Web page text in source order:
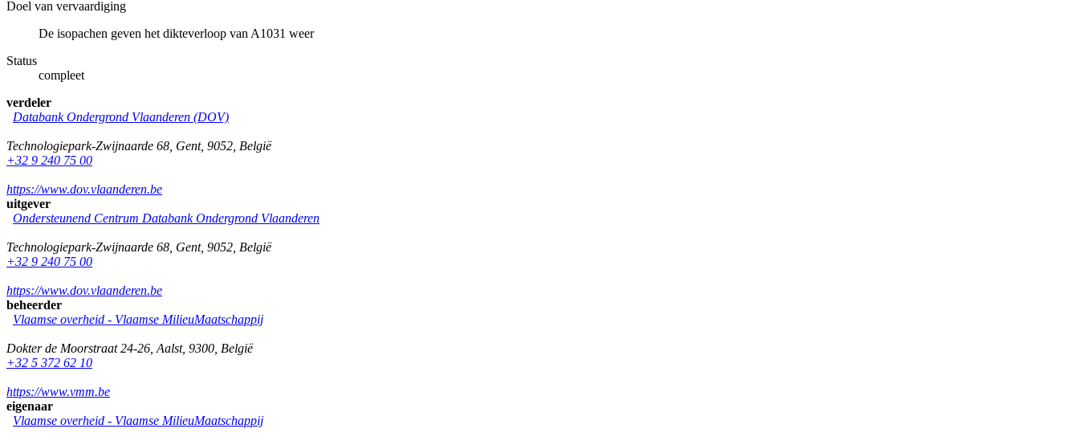
Doel van vervaardiging
De isopachen geven het dikteverloop van A1031 weer
Status
compleet
verdeler
Databank Ondergrond Vlaanderen (DOV)
Technologiepark-Zwijnaarde 68 Gent, 9052 België
+32 9 240 75 00
https://www.dov.vlaanderen.be
uitgever
Ondersteunend Centrum Databank Ondergrond Vlaanderen
Technologiepark-Zwijnaarde 68 Gent, 9052 België
+32 9 240 75 00
https://www.dov.vlaanderen.be
beheerder
Vlaamse overheid - Vlaamse MilieuMaatschappij
Dokter de Moorstraat 24-26 Aalst, 9300 België
+32 5 372 62 10
https://www.vmm.be
eigenaar
Vlaamse overheid - Vlaamse MilieuMaatschappij